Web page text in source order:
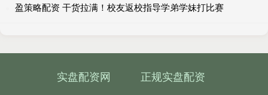
盈策略配资 干货拉满！校友返校指导学弟学妹打比赛
实盘配资网
正规实盘配资